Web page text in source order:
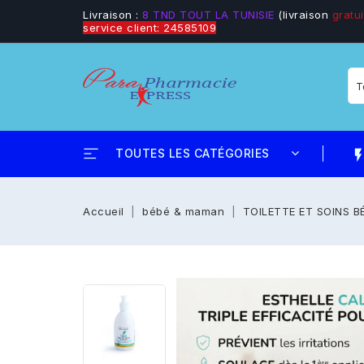
Livraison : 8 TND TOUT LA TUNISIE (livraison
service client: 24585109
TOUTES LES CATÉGORIES flash_on
Accueil bébé & maman TOILETTE ET SOINS